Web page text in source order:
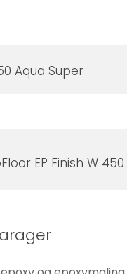
Aqua Super
EP Finish W 450